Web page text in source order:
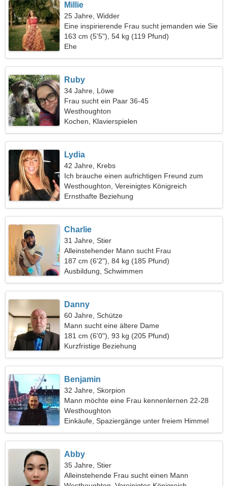
Millie
25 Jahre, Widder
Eine inspirierende Frau sucht jemanden wie Sie
163 cm (5'5"), 54 kg (119 Pfund)
Ehe
Ruby
34 Jahre, Löwe
Frau sucht ein Paar 36-45
Westhoughton
Kochen, Klavierspielen
Lydia
42 Jahre, Krebs
Ich brauche einen aufrichtigen Freund zum
Spaß
Westhoughton, Vereinigtes Königreich
Ernsthafte Beziehung
Charlie
31 Jahre, Stier
Alleinstehender Mann sucht Frau
187 cm (6'2"), 84 kg (185 Pfund)
Ausbildung, Schwimmen
Danny
60 Jahre, Schütze
Mann sucht eine ältere Dame
181 cm (6'0"), 93 kg (205 Pfund)
Kurzfristige Beziehung
Benjamin
32 Jahre, Skorpion
Mann möchte eine Frau kennenlernen 22-28
Westhoughton
Einkäufe, Spaziergänge unter freiem Himmel
Abby
35 Jahre, Stier
Alleinstehende Frau sucht einen Mann